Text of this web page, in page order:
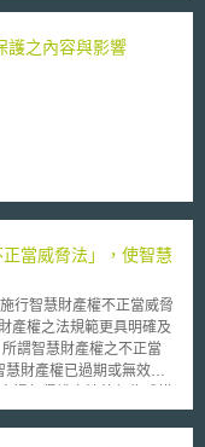
所在地、總部或主要營
來自受衝突影響和高風險
定礦物或金屬，抑或產品
則上即須遵守供應鏈中的
。此報告應在會計年度結
可供公眾存取。
護之內容與影響
當威脅法」，使智慧
智慧財產權不正當威脅
產權之法規範更具明確及
財產權已過期或無效、
走並造成企業合法販售商